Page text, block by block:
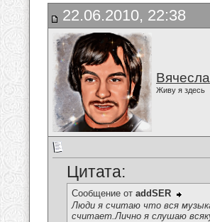
22.06.2010, 22:38
Живу я здесь
Цитата:
Сообщение от addSER
Люди я считаю что вся
считает.Лично я слушаю